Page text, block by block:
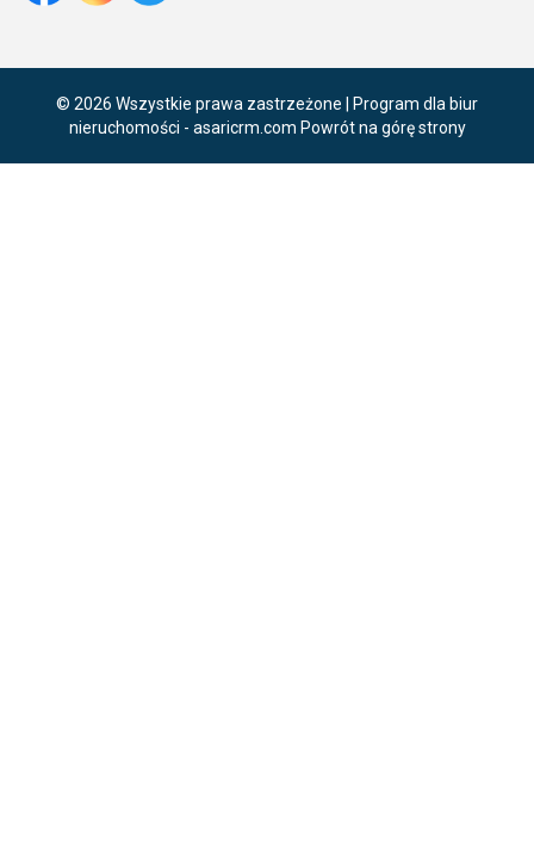
© 2026 Wszystkie prawa zastrzeżone | Program dla biur
nieruchomości - asaricrm.com Powrót na górę strony
Akceptuję